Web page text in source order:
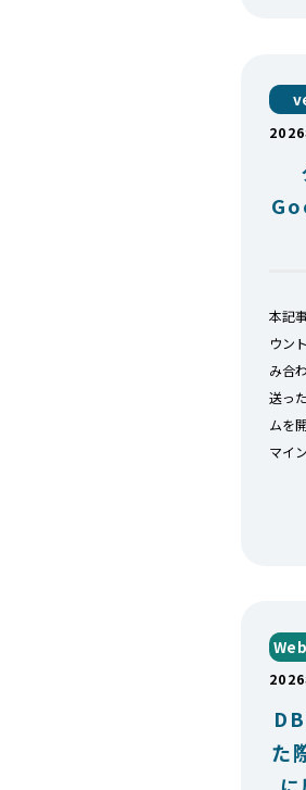
本記
ウン
み合
送っ
ムを
マイ
た